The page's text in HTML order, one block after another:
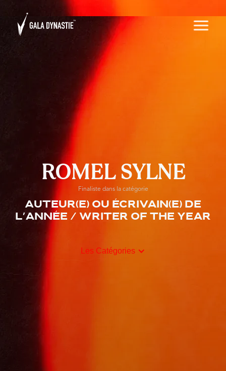
ROMEL SYLNE
Finaliste dans la catégorie
Auteur(e) ou écrivain(e) de
l’année / Writer of the Year
Les Catégories